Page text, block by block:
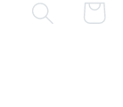
Carrello